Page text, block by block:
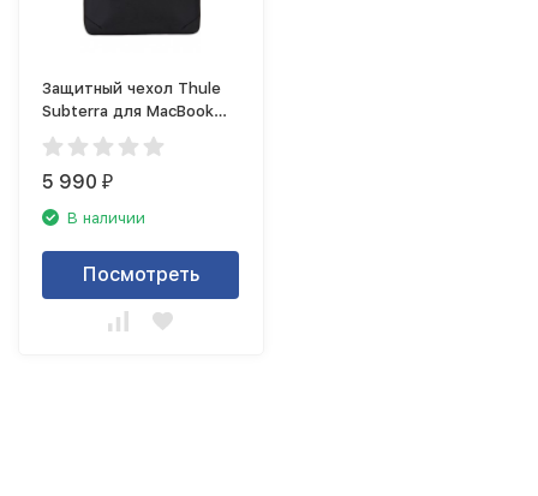
Защитный чехол Thule
Subterra для MacBook
Pro 15&quot;/MacBook
Pro 16&quot;, чёрный
5 990₽
В наличии
Посмотреть